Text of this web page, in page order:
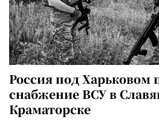
Россия под Харьковом
снабжение ВСУ в
Краматорске